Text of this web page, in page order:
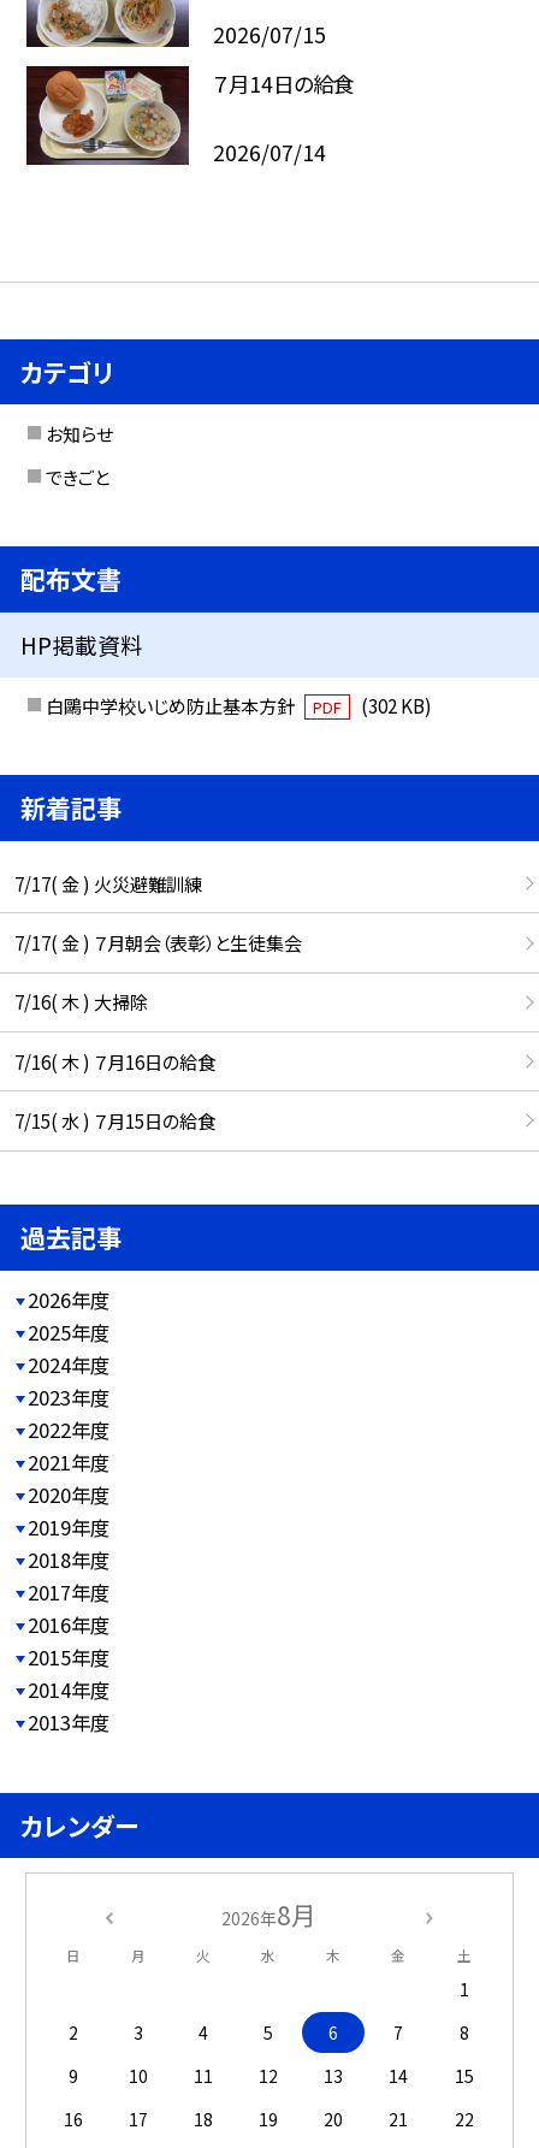
2026/07/15
７月14日の給食
2026/07/14
カテゴリ
お知らせ
できごと
配布文書
HP掲載資料
白鷗中学校いじめ防止基本方針 PDF (302 KB)
新着記事
7/17( 金 ) 火災避難訓練
7/17( 金 ) ７月朝会（表彰）と生徒集会
7/16( 木 ) 大掃除
7/16( 木 ) ７月16日の給食
7/15( 水 ) ７月15日の給食
過去記事
2026年度
2025年度
2024年度
2023年度
2022年度
2021年度
2020年度
2019年度
2018年度
2017年度
2016年度
2015年度
2014年度
2013年度
カレンダー
2026年8月
日 月 火 水 木 金 土
1
2
3 4 5 6 7
8
9
10 11 12 13 14
15
16
17 18 19 20 21
22